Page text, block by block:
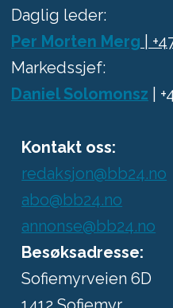
Daglig leder:
Per Morten Merg |
Markedssjef:
Daniel Solomonsz |
Kontakt oss:
redaksjon@bb24.no
abo@bb24.no
annonse@bb24.no
Besøksadresse:
Sofiemyrveien 6D